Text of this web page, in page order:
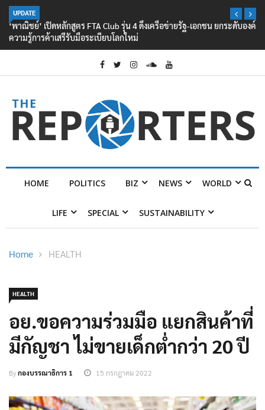
UPDATE
‘พาณิชย์’ เปิดหลักสูตร FTA Club รุ่น 4 ดึงเครือข่ายรัฐ-เอกชน ยกระดับองค์
ความรู้การค้าเสรีรับมือระเบียบโลกใหม่
HOME POLITICS BIZ NEWS WORLD
LIFE SPECIAL SUSTAINABILITY
Home HEALTH
HEALTH
อย.ขอความร่วมมือ แยกสินค้าที่
มีกัญชา ไม่ขายเด็กต่ำกว่า 20 ปี
Byกองบรรณาธิการ 1 15 กรกฎาคม 2022